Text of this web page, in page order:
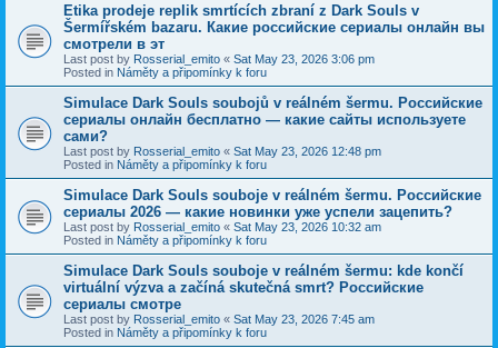
Etika prodeje replik smrtících zbraní z Dark Souls v
Šermířském bazaru. Какие российские сериалы онлайн вы
смотрели в эт
Last post by Rosserial_emito « Sat May 23, 2026 3:06 pm
Posted in Náměty a připomínky k foru
Simulace Dark Souls soubojů v reálném šermu. Российские
сериалы онлайн бесплатно — какие сайты используете
сами?
Last post by Rosserial_emito « Sat May 23, 2026 12:48 pm
Posted in Náměty a připomínky k foru
Simulace Dark Souls souboje v reálném šermu. Российские
сериалы 2026 — какие новинки уже успели зацепить?
Last post by Rosserial_emito « Sat May 23, 2026 10:32 am
Posted in Náměty a připomínky k foru
Simulace Dark Souls souboje v reálném šermu: kde končí
virtuální výzva a začíná skutečná smrt? Российские
сериалы смотре
Last post by Rosserial_emito « Sat May 23, 2026 7:45 am
Posted in Náměty a připomínky k foru